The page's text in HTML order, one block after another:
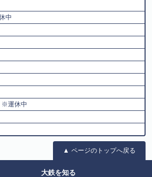
中
※運休中
▲ ページのトップへ戻る
大鉄を知る